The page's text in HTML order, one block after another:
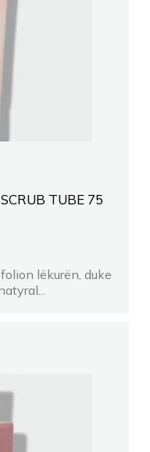
TUBE 75
lëkurën, duke